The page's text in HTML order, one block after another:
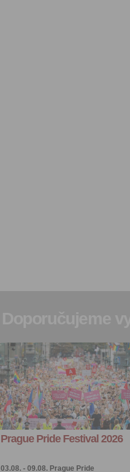
Prague Pride Festival 2026
03.08. - 09.08. Prague Pride
Přidat do
oblíbených
Sdílet:
Facebook
export do
kalendáře
Více výhod pro